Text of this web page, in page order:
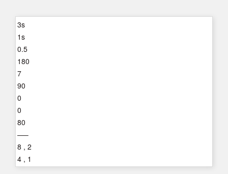
3s
1s
0.5
180
7
90
0
0
80
—–
8 , 2
4 , 1